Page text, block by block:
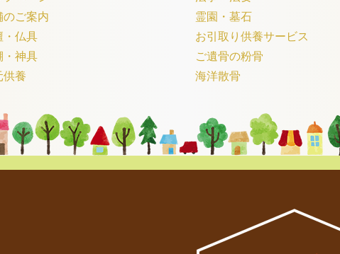
のご案内
・仏具
・神具
供養
霊園・墓石
お引取り供養サービス
ご遺骨の粉骨
海洋散骨